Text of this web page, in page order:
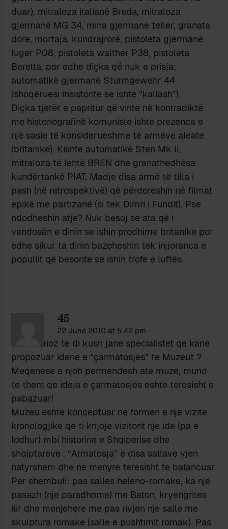
duar), mitraloza italianë Breda, mitraloza
gjermanë MG 34, mina gjermane teller, granata
dore, mortaja, kundrajrorë, pistoleta gjermanë
luger P08, pistoleta walther P38, pistoleta
Beretta, por edhe diçka që nuk e prisja;
automatikë gjermanë Sturmgewehr 44
(shoqëruesi insistonte se ishte “kallash”).
Diçka tjetër e papritur që vinte në kontradiktë
me historiografinë komuniste ishte prezenca e
një sasie të konsiderueshme të armëve aleate
(britanike). Kishte automatikë Sten Mk II,
mitraloza të lehtë BREN dhe granathedhësa
kundërtankë PIAT. Madje disa armë të tilla i
pash (në retrospektivë) që përdoreshin në filmat
epikë me partizanë (si tek Dimri i Fundit). Pse
ndodheshin atje? Nuk besoj se ata që i
vendosën e dinin se ishin prodhime britanike por
edhe sikur ta dinin bazoheshin tek injjoranca e
popullit që besonte se ishin trofe e luftës.
45
22 June 2010 at 5:42 pm
Jam kurioz te di kush jane specialistet qe kane
propozuar idene e “çarmatosjes” te Muzeut ?
Meqenese e njoh permendesh ate muze, mund
te them qe ideja e çarmatosjes eshte teresisht e
pabazuar!
Muzeu eshte konceptuar ne formen e nje vizite
kronologjike qe ti krijoje vizitorit nje ide (pa e
lodhur) mbi historine e Shqiperise dhe
shqiptareve . “Armatosja” e disa sallave vjen
natyrshem dhe ne menyre teresisht te balancuar.
Per shembull: pas salles heleno-romake, ka nje
pasazh (nje paradhome) me Baton, kryengrites
ilir dhe menjehere me pas rivjen nje salle me
skulptura romake (salle e pushtimit romak). Pas